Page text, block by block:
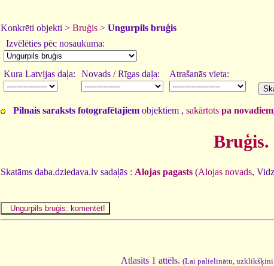
Konkrēti objekti > Bruģis > Ungurpils bruģis
Izvēlēties pēc nosaukuma:
Kura Latvijas daļa: Novads / Rīgas daļa: Atrašanās vieta:
Pilnais saraksts fotografētajiem objektiem , sakārtots pa
Skatāms daba.dziedava.lv sadaļās : Alojas pagasts (Alojas novads,
Atlasīts 1 attēls. (Lai palielinātu, uzklikšķini